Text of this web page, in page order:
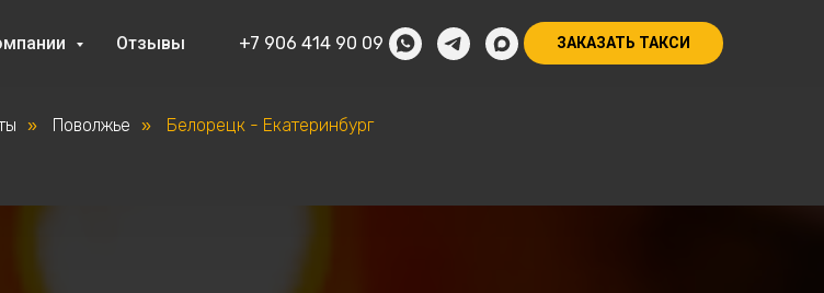
Отзывы +7 906 414 90 09 ЗАКАЗАТЬ ТАКСИ
» Поволжье » Белорецк - Екатеринбург